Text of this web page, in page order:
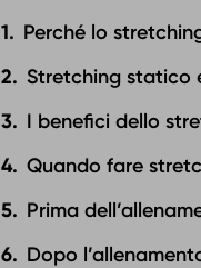
Perché lo
Stretching statico
I benefici dello
Quando fare
Prima
Dopo